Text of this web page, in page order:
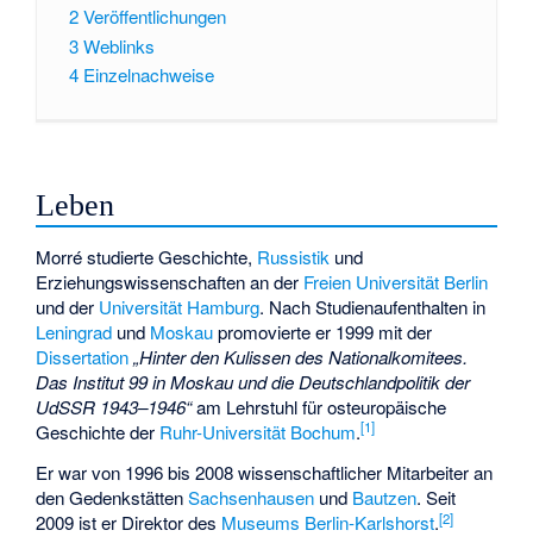
2Veröffentlichungen
3Weblinks
4 Einzelnachweise
Leben
Morré studierte Geschichte, Russistik und
Erziehungswissenschaften an der Freien Universität Berlin
und der Universität Hamburg. Nach Studienaufenthalten in
Leningrad und Moskaupromovierte er 1999 mit der
Dissertation „Hinter den Kulissen des Nationalkomitees.
Das Institut 99 in Moskau und die Deutschlandpolitik der
UdSSR 1943–1946“am Lehrstuhl für osteuropäische
Geschichte der Ruhr-Universität Bochum.[1]
Er war von 1996 bis 2008 wissenschaftlicher Mitarbeiter an
den GedenkstättenSachsenhausen und Bautzen. Seit
2009 ist er Direktor des Museums Berlin-Karlshorst.[2]